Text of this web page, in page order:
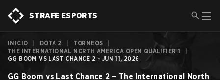
STRAFE ESPORTS
INICIO DOTA 2 TORNEOS
THE INTERNATIONAL NORTH AMERICA OPEN QUALIFIER 1
GG BOOM VS LAST CHANCE 2 - JUN 11, 2026
GG Boom vs Last Chance 2 – The International North